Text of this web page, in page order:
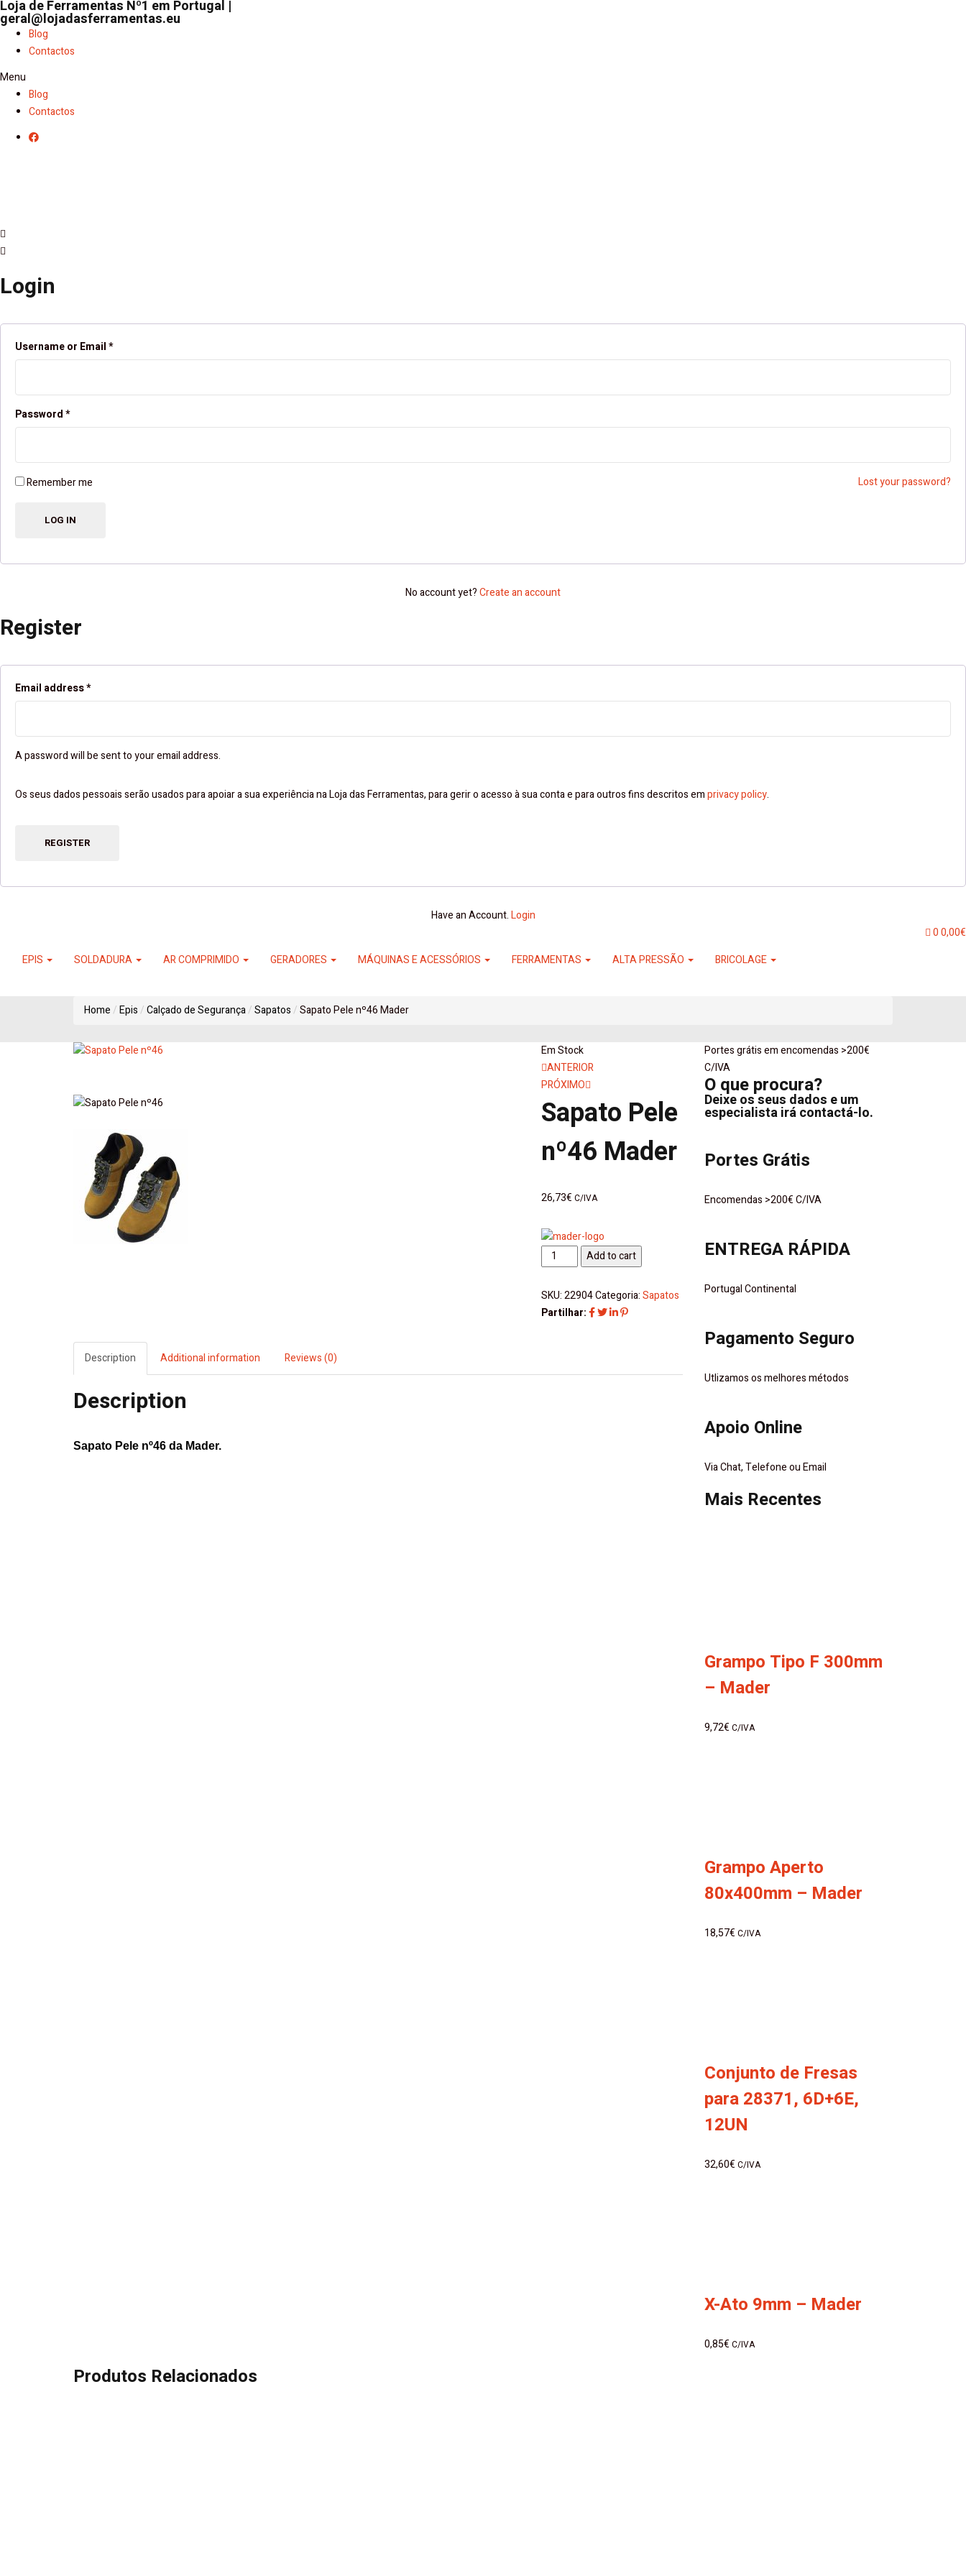
Loja de Ferramentas Nº1 em Portugal |
geral@lojadasferramentas.eu
Blog
Contactos
Menu
Blog
Contactos
Login
Username or Email*
Password*
Remember me Lost your password?
No account yet?Create an account
Register
Email address*
A password will be sent to your email address.
Os seus dados pessoais serão usados ​​para apoiar a sua experiência na Loja das Ferramentas, para gerir o acesso à sua conta e para outros fins descritos emprivacy policy.
REGISTER
Have an Account.Login
00,00€
EPIS
SOLDADURA AR COMPRIMIDO GERADORES MÁQUINAS E ACESSÓRIOS FERRAMENTAS ALTA PRESSÃO BRICOLAGE
Home Epis Calçado de Segurança Sapatos Sapato Pele nº46 Mader
Em Stock
Navegação
de
artigos
ANTERIOR
PRÓXIMO
Sapato Pele
nº46 Mader
26,73€ C/IVA
Sapato
Pele
nº46
Mader
Add to cart
SKU:22904Categoria: Sapatos
Partilhar:
Description Additional information Reviews (0)
Description
Sapato Pele nº46 da Mader.
Portes grátis em encomendas >200€
C/IVA
O que procura?
Deixe os seus dados e um
especialista irá contactá-lo.
Portes Grátis
Encomendas >200€ C/IVA
ENTREGA RÁPIDA
Portugal Continental
Pagamento Seguro
Utlizamos os melhores métodos
Apoio Online
Via Chat, Telefone ou Email
Mais Recentes
Grampo Tipo F 300mm
– Mader
9,72€ C/IVA
Grampo Aperto
80x400mm – Mader
18,57€ C/IVA
Conjunto de Fresas
para 28371, 6D+6E,
12UN
32,60€ C/IVA
X-Ato 9mm – Mader
0,85€ C/IVA
Produtos Relacionados